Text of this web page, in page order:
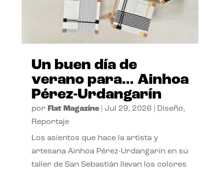
Un buen día de
verano para… Ainhoa
Pérez-Urdangarín
por Flat Magazine| Jul 29, 2026 Diseño,
Reportaje
Los asientos que hace la artista y
artesana Ainhoa Pérez-Urdangarín en su
taller de San Sebastián llevan los colores